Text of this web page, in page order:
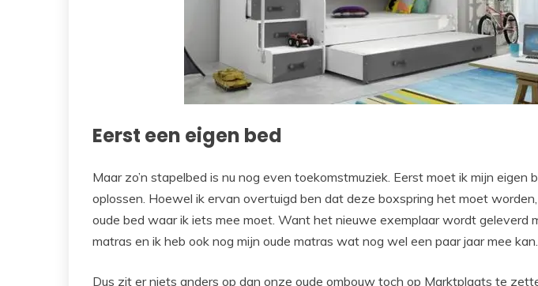
Eerst een eigen bed
Maar zo’n stapelbed is nu nog even toekomstmuziek. Eerst moet ik mijn eigen
oplossen. Hoewel ik ervan overtuigd ben dat deze boxspring het moet
oude bed waar ik iets mee moet. Want het nieuwe exemplaar wordt geleverd
matras en ik heb ook nog mijn oude matras wat nog wel een paar jaar mee kan.
Dus zit er niets anders op dan onze oude ombouw toch op Marktplaats te